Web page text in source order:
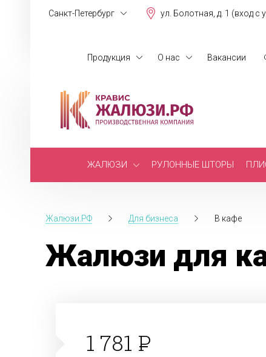
Санкт-Петербург ул. Болотная, д. 1 (вход с
Продукция О нас Вакансии
ЖАЛЮЗИ РУЛОННЫЕ ШТОРЫ
Жалюзи.РФ Для бизнеса В кафе
Жалюзи для
1 781